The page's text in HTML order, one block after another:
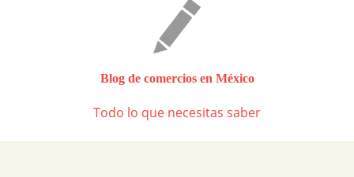
Blog de comercios en México
Todo lo que necesitas saber